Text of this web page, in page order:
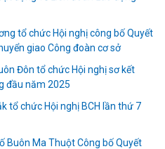
tổ chức Hội nghị công bố Quyết
giao Công đoàn cơ sở
Đôn tổ chức Hội nghị sơ kết
đầu năm 2025
tổ chức Hội nghị BCH lần thứ 7
Buôn Ma Thuột Công bố Quyết
kinh phí hỗ trợ xây dựng nhà
công đoàn có hoàn cảnh...
đoàn viên thuộc Công đoàn